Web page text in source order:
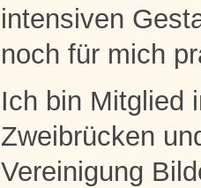
intensiven
noch für mich
Ich bin Mitglied
Zweibrücken
Vereinigung